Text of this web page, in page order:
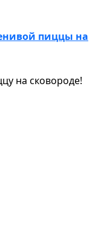
пиццы на
на сковороде!